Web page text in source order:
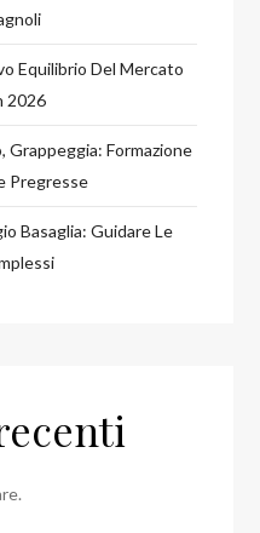
Equilibrio Del Mercato
2026
Grappeggia: Formazione
Pregresse
Basaglia: Guidare Le